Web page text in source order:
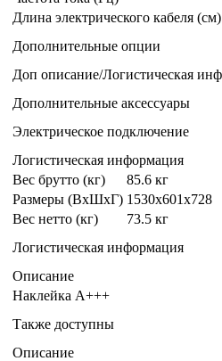
Длина электрического кабеля (см)
Дополнительные опции
Доп описание/Логистическая
Дополнительные аксессуары
Электрическое подключение
Логистическая информация
Вес брутто (кг)
85.6 кг
Размеры (ВxШxГ) 1530x601x728
Вес нетто (кг)
73.5 кг
Логистическая информация
Описание
Наклейка A+++
Также доступны
Описание